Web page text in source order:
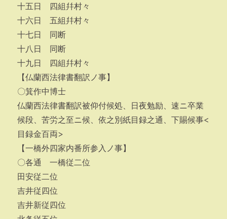
十五日 四組幷村々
十六日 五組幷村々
十七日 同断
十八日 同断
十九日 四組幷村々
【仏蘭西法律書翻訳ノ事】
〇箕作中博士
仏蘭西法律書翻訳被仰付候処、日夜勉励、速ニ卒業
候段、苦労之至ニ候、依之別紙目録之通、下賜候事<
目録金百両>
【一橋外四家内番所参入ノ事】
〇各通 一橋従二位
田安従二位
吉井従四位
吉井新従四位